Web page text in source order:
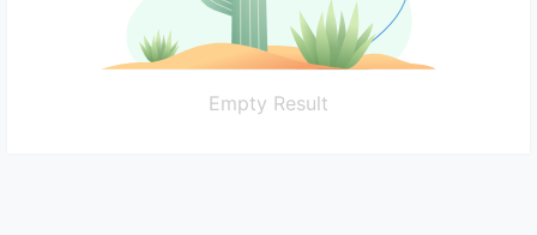
Empty Result